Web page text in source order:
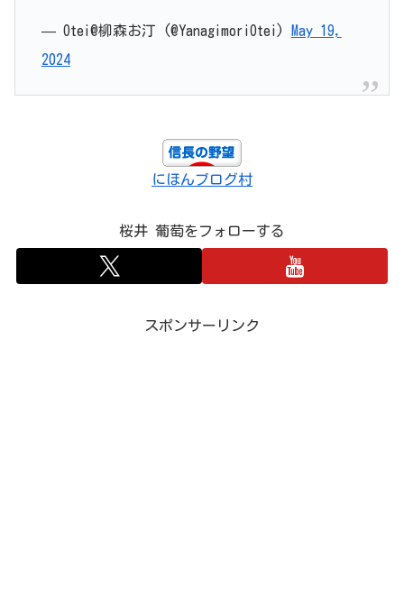
— Otei@柳森お汀 (@YanagimoriOtei)
May 19,
2024
にほんブログ村
桜井 葡萄をフォローする
スポンサーリンク